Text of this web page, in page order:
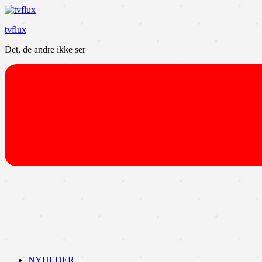
Videre
indhold
tvflux
Det, de andre ikke ser
NYHEDER